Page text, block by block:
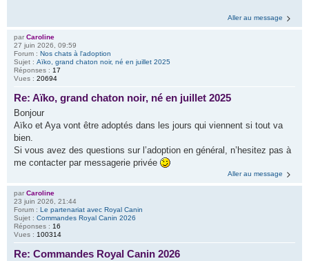
Aller au message
par Caroline
27 juin 2026, 09:59
Forum : Nos chats à l'adoption
Sujet : Aïko, grand chaton noir, né en juillet 2025
Réponses : 17
Vues : 20694
Re: Aïko, grand chaton noir, né en juillet 2025
Bonjour
Aïko et Aya vont être adoptés dans les jours qui viennent si tout va
bien.
Si vous avez des questions sur l’adoption en général, n’hesitez pas à
me contacter par messagerie privée
Aller au message
par Caroline
23 juin 2026, 21:44
Forum : Le partenariat avec Royal Canin
Sujet : Commandes Royal Canin 2026
Réponses : 16
Vues : 100314
Re: Commandes Royal Canin 2026